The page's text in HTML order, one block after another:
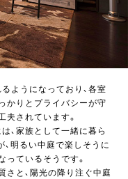
ようになっており、各室
かりとプライバシーが守
夫されています。
、家族として一緒に暮ら
明るい中庭で楽しそうに
っているそうです。
さと、陽光の降り注ぐ中庭